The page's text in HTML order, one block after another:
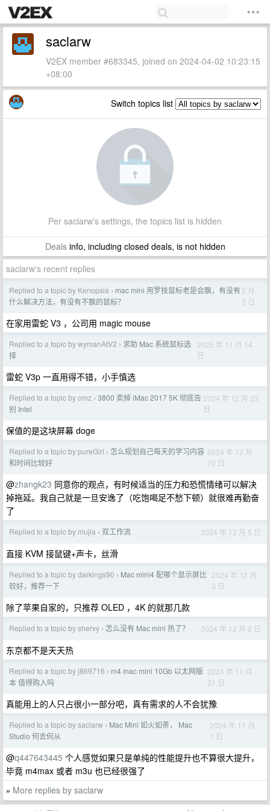
saclarw
V2EX member #683345, joined on 2024-04-02 10:23:15
+08:00
Switch topics list
Per saclarw's settings, the topics list is hidden
Dealsinfo, including closed deals, is not hidden
saclarw's recent replies
Replied to a topic by Kenopsia › mac mini 用罗技鼠标老是会飘，有没有
什么解决方法，有没有不飘的鼠标？
2 月
5 日
在家用雷蛇 V3 ，公司用 magic mouse
Replied to a topic by wymanAtV2 › 求助 Mac 系统鼠标选
择
2025 年 11 月 14
日
雷蛇 V3p 一直用得不错，小手慎选
Replied to a topic by omz › 3800 卖掉 iMac 2017 5K 彻底告
别 Intel
2024 年 12 月 23
日
保值的是这块屏幕 doge
Replied to a topic by pureGirl › 怎么规划自己每天的学习内容
和时间比较好
2024 年 12 月
20 日
@zhangk23 同意你的观点，有时候适当的压力和恐慌情绪可以解决
掉拖延。我自己就是一旦安逸了（吃饱喝足不愁下顿）就很难再勤奋
了
Replied to a topic by mujia › 双工作流 2024 年 12 月 5 日
直接 KVM 接鼠键+声卡，丝滑
Replied to a topic by darkings90 › Mac mini4 配哪个显示屏比
较好，推荐一下
2024 年 12 月
3 日
除了苹果自家的，只推荐 OLED ，4K 的就那几款
Replied to a topic by shervy › 怎么没有 Mac mini 热了？ 2024 年 12 月 2 日
东京都不是天天热
Replied to a topic by j869716 › m4 mac mini 10Gb 以太网版
本 值得购入吗
2024 年 11 月
21 日
真能用上的人只占很小一部分吧，真有需求的人不会犹豫
Replied to a topic by saclarw › Mac Mini 如火如荼， Mac
Studio 何去何从
2024 年 11 月
1 日
@q447643445 个人感觉如果只是单纯的性能提升也不算很大提升，
毕竟 m4max 或者 m3u 也已经很强了
» More replies by saclarw